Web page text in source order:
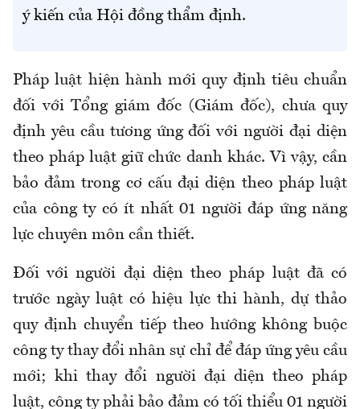
ý kiến của Hội đồng thẩm định.
Pháp luật hiện hành mới quy định tiêu chuẩn
đối với Tổng giám đốc (Giám đốc), chưa quy
định yêu cầu tương ứng đối với người đại diện
theo pháp luật giữ chức danh khác. Vì vậy, cần
bảo đảm trong cơ cấu đại diện theo pháp luật
của công ty có ít nhất 01 người đáp ứng năng
lực chuyên môn cần thiết.
Đối với người đại diện theo pháp luật đã có
trước ngày luật có hiệu lực thi hành, dự thảo
quy định chuyển tiếp theo hướng không buộc
công ty thay đổi nhân sự chỉ để đáp ứng yêu cầu
mới; khi thay đổi người đại diện theo pháp
luật, công ty phải bảo đảm có tối thiểu 01 người